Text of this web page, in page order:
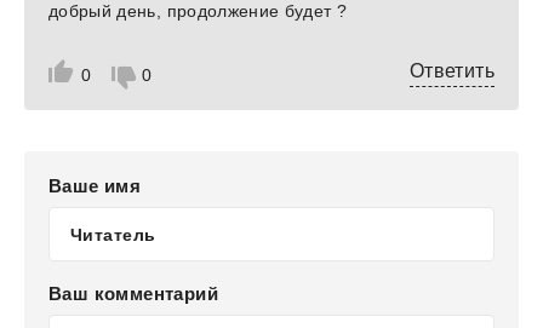
0 0
добрый день, продолжение будет ?
Ответить
Ваше имя
Ваш комментарий